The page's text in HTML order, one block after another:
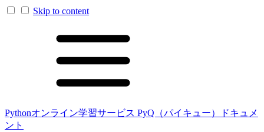
Skip to content
Pythonオンライン学習サービス PyQ（パイキュー）ドキュメ
ント